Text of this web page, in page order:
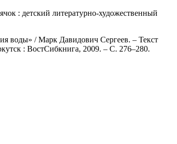
: детский литературно-художественный
воды» / Марк Давидович Сергеев. – Текст
: ВостСибкнига, 2009. – С. 276–280.